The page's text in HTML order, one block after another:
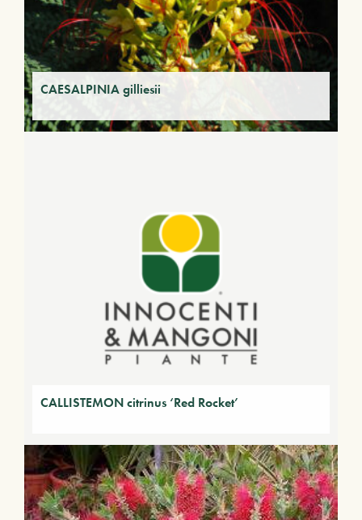
CAESALPINIA gilliesii
CALLISTEMON citrinus ‘Red Rocket’